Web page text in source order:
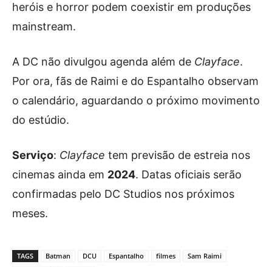
heróis e horror podem coexistir em produções
mainstream.
A DC não divulgou agenda além de Clayface.
Por ora, fãs de Raimi e do Espantalho observam
o calendário, aguardando o próximo movimento
do estúdio.
Serviço: Clayface tem previsão de estreia nos
cinemas ainda em 2024. Datas oficiais serão
confirmadas pelo DC Studios nos próximos
meses.
TAGS Batman DCU Espantalho filmes
Sam Raimi